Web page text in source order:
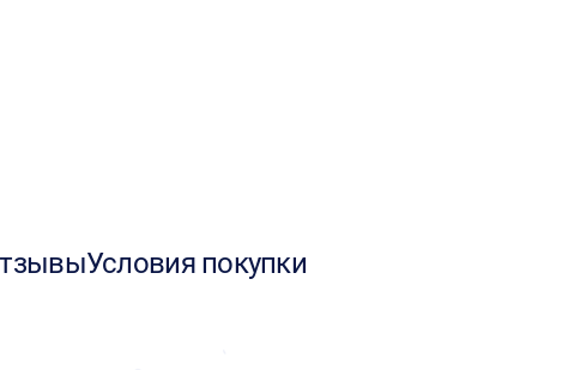
Условия покупки